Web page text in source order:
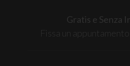
Gratis e Senza
Fissa un